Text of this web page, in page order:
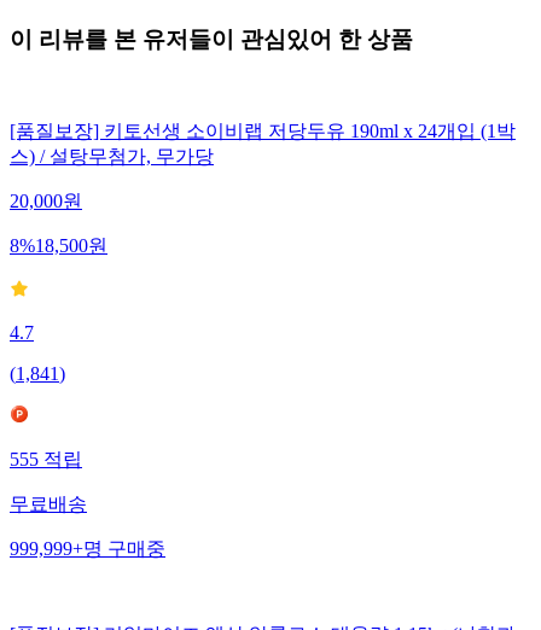
이 리뷰를 본 유저들이 관심있어 한 상품
[품질보장] 키토선생 소이비랩 저당두유 190ml x 24개입 (1박
스) / 설탕무첨가, 무가당
20,000원
8%18,500원
4.7
(1,841)
555적립
무료배송
999,999+명구매중